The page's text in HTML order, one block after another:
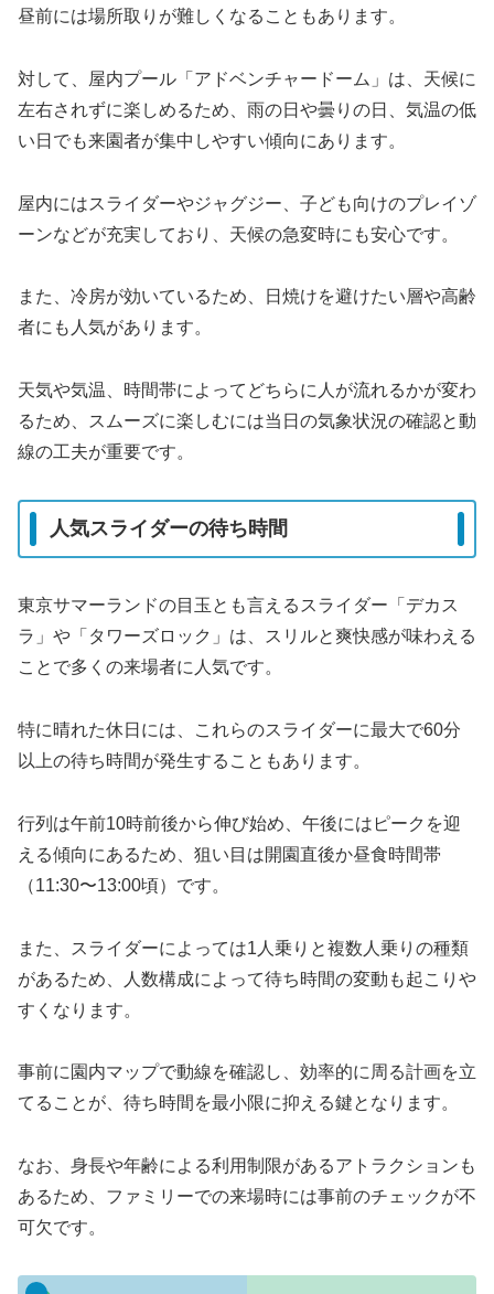
昼前には場所取りが難しくなることもあります。
対して、屋内プール「アドベンチャードーム」は、天候に
左右されずに楽しめるため、雨の日や曇りの日、気温の低
い日でも来園者が集中しやすい傾向にあります。
屋内にはスライダーやジャグジー、子ども向けのプレイゾ
ーンなどが充実しており、天候の急変時にも安心です。
また、冷房が効いているため、日焼けを避けたい層や高齢
者にも人気があります。
天気や気温、時間帯によってどちらに人が流れるかが変わ
るため、スムーズに楽しむには当日の気象状況の確認と動
線の工夫が重要です。
人気スライダーの待ち時間
東京サマーランドの目玉とも言えるスライダー「デカス
ラ」や「タワーズロック」は、スリルと爽快感が味わえる
ことで多くの来場者に人気です。
特に晴れた休日には、これらのスライダーに最大で60分
以上の待ち時間が発生することもあります。
行列は午前10時前後から伸び始め、午後にはピークを迎
える傾向にあるため、狙い目は開園直後か昼食時間帯
（11:30〜13:00頃）です。
また、スライダーによっては1人乗りと複数人乗りの種類
があるため、人数構成によって待ち時間の変動も起こりや
すくなります。
事前に園内マップで動線を確認し、効率的に周る計画を立
てることが、待ち時間を最小限に抑える鍵となります。
なお、身長や年齢による利用制限があるアトラクションも
あるため、ファミリーでの来場時には事前のチェックが不
可欠です。